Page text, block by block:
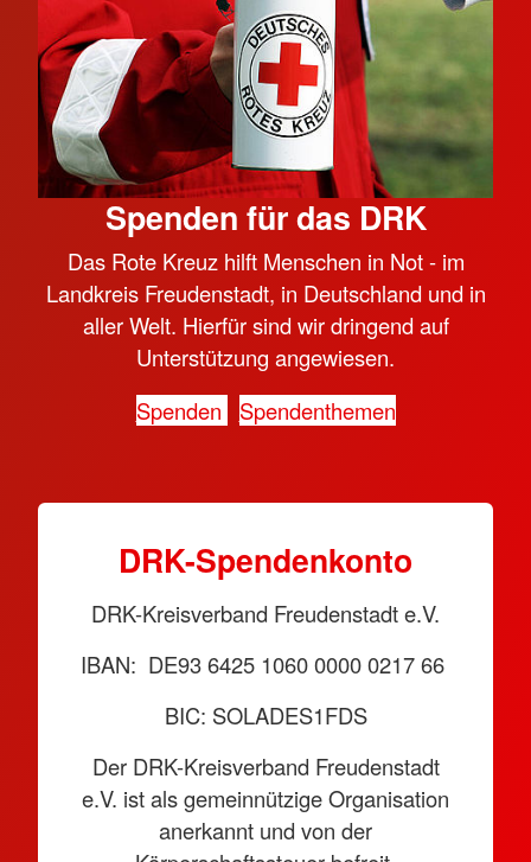
Spenden für das DRK
Das Rote Kreuz hilft Menschen in Not - im
Landkreis Freudenstadt, in Deutschland und in
aller Welt. Hierfür sind wir dringend auf
Unterstützung angewiesen.
Spenden
Spendenthemen
DRK-Spendenkonto
DRK-Kreisverband Freudenstadt e.V.
IBAN: DE93 6425 1060 0000 0217 66
BIC: SOLADES1FDS
Der DRK-Kreisverband Freudenstadt
e.V. ist als gemeinnützige Organisation
anerkannt und von der